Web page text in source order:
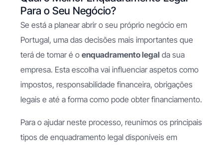
Para o Seu Negócio?
Se está a planear abrir o seu próprio negócio em
Portugal, uma das decisões mais importantes que
terá de tomar é o enquadramento legal da sua
empresa. Esta escolha vai influenciar aspetos como
impostos, responsabilidade financeira, obrigações
legais e até a forma como pode obter financiamento.
Para o ajudar neste processo, reunimos os principais
tipos de enquadramento legal disponíveis em